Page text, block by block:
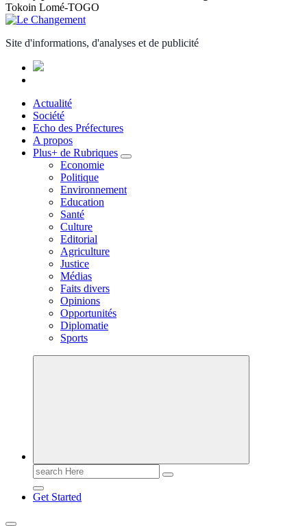
Tokoin Lomé-TOGO
Site d'informations, d'analyses et de publicité
Actualité
Société
Echo des Préfectures
A propos
Plus+ de Rubriques
Economie
Politique
Environnement
Education
Santé
Culture
Editorial
Agriculture
Justice
Médias
Faits divers
Opinions
Opportunités
Diplomatie
Sports
Search
for:
Get Started